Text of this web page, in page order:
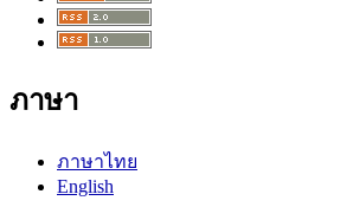
ภาษา
ภาษาไทย
English